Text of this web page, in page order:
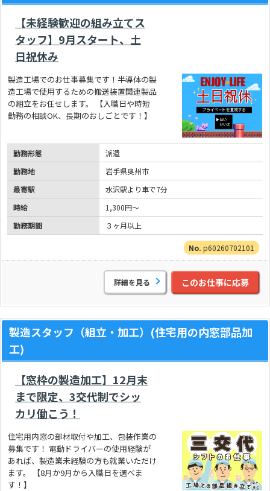
【未経験歓迎の組み立てス
タッフ】9月スタート、土
日祝休み
製造工場でのお仕事募集です！半導体の製
造工場で使用するための搬送装置関連製品
の組立をお任せします。 【入職日や時短
勤務の相談OK、長期のおしごとです！】
勤務形態
派遣
勤務地
岩手県奥州市
最寄駅
水沢駅より車で7分
時給
1,300円～
勤務期間
３ヶ月以上
p60260702101
詳細を見る このお仕事に応募
製造スタッフ（組立・加工）(住宅用の内窓部品加
工)
【窓枠の製造加工】12月末
まで限定、3交代制でシッ
カリ働こう！
住宅用内窓の部材取付や加工、包装作業の
募集です！ 電動ドライバーの使用経験が
あれば、製造業未経験の方も就業いただけ
ます。 【8月か9月から入職日を選べま
す！】